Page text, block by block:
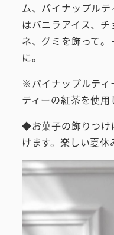
ム、パイナップル
はバニラアイス、
ネ、グミを飾って
に。
※パイナップルティ
ティーの紅茶を使用
◆お菓子の飾りつけ
けます。楽しい夏休